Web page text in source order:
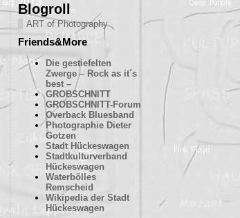
Blogroll
ART of Photography
Friends&More
Die gestiefelten
Zwerge – Rock as it´s
best –
GROBSCHNITT
GROBSCHNITT-Forum
Overback Bluesband
Photographie Dieter
Gotzen
Stadt Hückeswagen
Stadtkulturverband
Hückeswagen
Waterbölles
Remscheid
Wikipedia der Stadt
Hückeswagen